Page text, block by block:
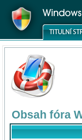
Obsah fóra